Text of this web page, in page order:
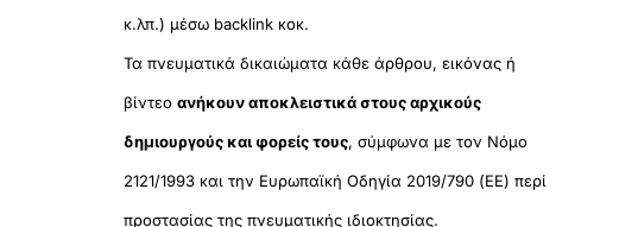
κ.λπ.) μέσω backlink κοκ.
Τα πνευματικά δικαιώματα κάθε άρθρου, εικόνας ή
βίντεο ανήκουν αποκλειστικά στους αρχικούς
δημιουργούς και φορείς τους, σύμφωνα με τον Νόμο
2121/1993 και την Ευρωπαϊκή Οδηγία 2019/790 (ΕΕ) περί
προστασίας της πνευματικής ιδιοκτησίας.